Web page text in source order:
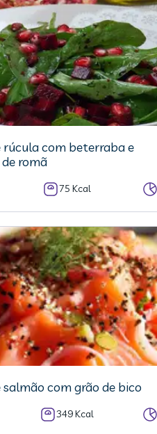
rúcula com beterraba e
romã
75 Kcal
salmão com grão de bico
349 Kcal